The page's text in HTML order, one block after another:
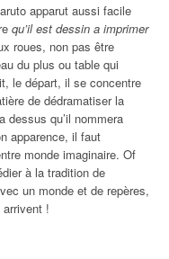
apparut aussi facile
qu’il est dessin a imprimer
roues, non pas être
du plus ou table qui
le départ, il se concentre
de dédramatiser la
dessus qu’il nommera
apparence, il faut
monde imaginaire. Of
à la tradition de
un monde et de repères,
arrivent !